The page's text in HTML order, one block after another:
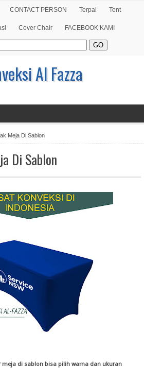
CONTACT PERSON Terpal Tent
Cover Chair FACEBOOK KAMI
Al Fazza
Meja Di Sablon
Di Sablon
meja di sablon bisa pilih warna dan ukuran